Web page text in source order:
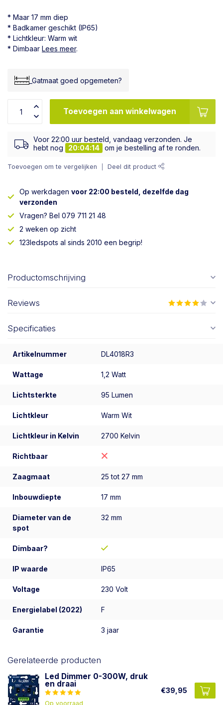
* Maar 17 mm diep
* Badkamer geschikt (IP65)
* Lichtkleur: Warm wit
* Dimbaar Lees meer.
_Gatmaat goed opgemeten?
Toevoegen aan winkelwagen
Voor 22:00 uur besteld, vandaag verzonden. Je
hebt nog
20:04:13 om je bestelling af te ronden.
Toevoegen om te vergelijken Deel dit product
Op werkdagen voor 22:00 besteld, dezelfde dag
verzonden
Vragen? Bel 079 711 21 48
2 weken op zicht
123ledspots al sinds 2010 een begrip!
Productomschrijving
Reviews
Specificaties
Artikelnummer DL4018R3
Wattage 1,2 Watt
Lichtsterkte 95 Lumen
Lichtkleur Warm Wit
Lichtkleur in Kelvin 2700 Kelvin
Richtbaar
Zaagmaat 25 tot 27 mm
Inbouwdiepte 17 mm
Diameter van de
spot
32 mm
Dimbaar?
IP waarde IP65
Voltage 230 Volt
Energielabel (2022) F
Garantie 3 jaar
Gerelateerde producten
Led Dimmer 0-300W, druk
en draai
Op voorraad
€39,95